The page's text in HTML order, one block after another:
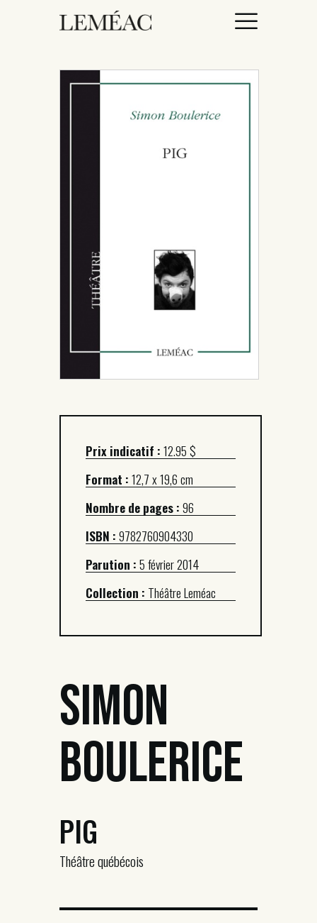
À PROPOS
Prix indicatif :12.95 $
Format :12,7 x 19,6 cm
Nombre de pages :96
ISBN :9782760904330
Parution :5 février 2014
Collection : Théâtre Leméac
Simon
Boulerice
PIG
Théâtre québécois